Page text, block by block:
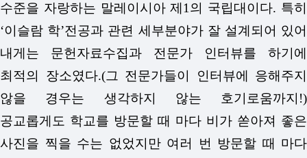
수준을 자랑하는 말레이시아 제1의 국립대이다. 특히
‘이슬람 학’전공과 관련 세부분야가 잘 설계되어 있어
내게는 문헌자료수집과 전문가 인터뷰를 하기에
최적의 장소였다.(그 전문가들이 인터뷰에 응해주지
않을 경우는 생각하지 않는 호기로움까지!)
공교롭게도 학교를 방문할 때 마다 비가 쏟아져 좋은
사진을 찍을 수는 없었지만 여러 번 방문할 때 마다